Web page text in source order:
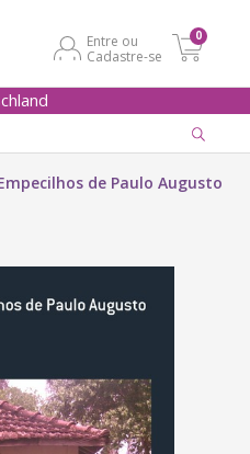
Entre ou
Cadastre-se
0
de Paulo Augusto